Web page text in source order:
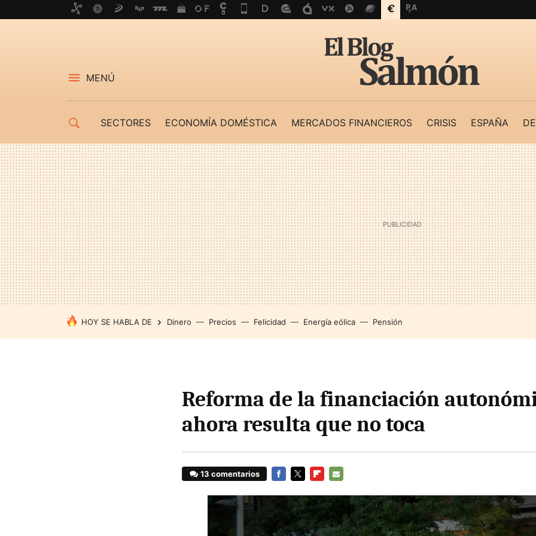
MENÚ
SECTORES ECONOMÍA DOMÉSTICA MERCADOS FINANCIEROS CRISIS ESPAÑA
HOY SE HABLA DE Dinero Precios Felicidad Energía eólica Pensión
Reforma de la financiación
ahora resulta que no toca
13 comentarios
MAIL